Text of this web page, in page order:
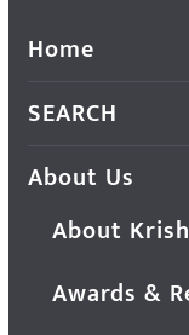
Home
SEARCH
About Us
About
Awards &